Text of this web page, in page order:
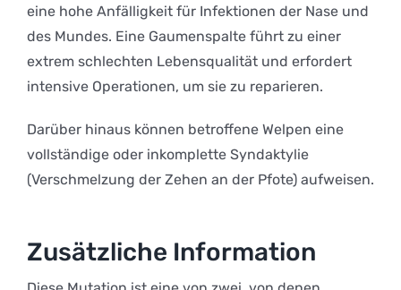
eine hohe Anfälligkeit für Infektionen der Nase und
des Mundes. Eine Gaumenspalte führt zu einer
extrem schlechten Lebensqualität und erfordert
intensive Operationen, um sie zu reparieren.
Darüber hinaus können betroffene Welpen eine
vollständige oder inkomplette Syndaktylie
(Verschmelzung der Zehen an der Pfote) aufweisen.
Zusätzliche Information